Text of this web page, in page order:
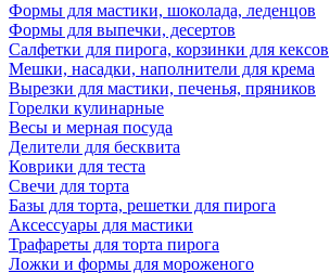
Формы для мастики, шоколада, леденцов
Формы для выпечки, десертов
Салфетки для пирога, корзинки для кексов
Мешки, насадки, наполнители для крема
Вырезки для мастики, печенья, пряников
Горелки кулинарные
Весы и мерная посуда
Делители для бесквита
Коврики для теста
Свечи для торта
Базы для торта, решетки для пирога
Аксессуары для мастики
Трафареты для торта пирога
Ложки и формы для мороженого